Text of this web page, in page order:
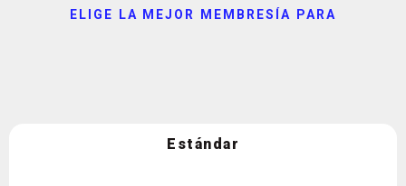
ELIGE LA MEJOR MEMBRESÍA PARA
Estándar